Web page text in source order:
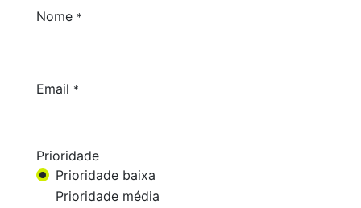
Nome *
Email *
Prioridade
Prioridade baixa
Prioridade média